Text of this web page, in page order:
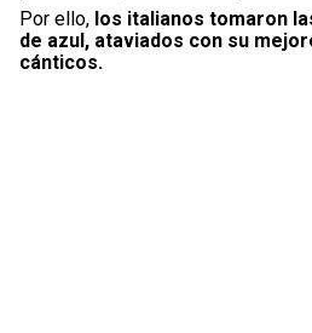
Por ello, los italianos tomaron
de azul, ataviados con su
cánticos.